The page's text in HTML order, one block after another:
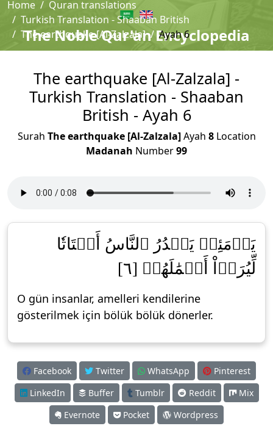
The Noble Qur'an Encyclopedia
Home
Quran translations
Turkish Translation - Shaaban British
The earthquake [Al-Zalzala]
Ayah 6
The earthquake [Al-Zalzala] -
Turkish Translation - Shaaban
British - Ayah 6
Surah The earthquake [Al-Zalzala]Ayah 8Location
Madanah Number99
يَوۡمَئِذٖ يَصۡدُرُ ٱلنَّاسُ أَشۡتَاتٗا
لِّيُرَوۡاْ أَعۡمَٰلَهُمۡ [٦]
O gün insanlar, amelleri kendilerine
gösterilmek için bölük bölük dönerler.
Facebook Twitter WhatsApp
Pinterest
LinkedIn
Buffer Tumblr Reddit
Mix
Evernote
Pocket Wordpress